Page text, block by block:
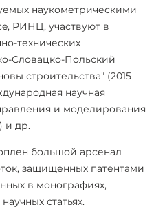
наукометрическими
РИНЦ, участвуют в
технических
Словацко-Польский
строительства" (2015
научная
и моделирования
и др.
большой арсенал
защищенных патентами
в монографиях,
статьях.